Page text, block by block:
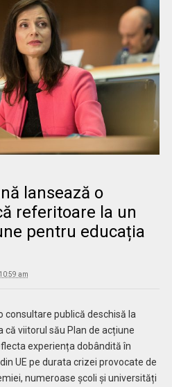
lansează o
referitoare la un
pentru educația
am
consultare publică deschisă la
că viitorul său Plan de acțiune
experiența dobândită în
UE pe durata crizei provocate de
numeroase școli și universități